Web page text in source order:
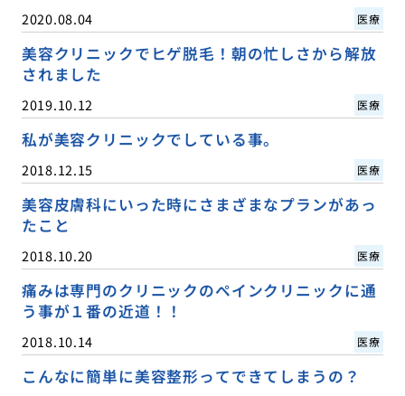
2020.08.04 医療
美容クリニックでヒゲ脱毛！朝の忙しさから解放
されました
2019.10.12 医療
私が美容クリニックでしている事。
2018.12.15 医療
美容皮膚科にいった時にさまざまなプランがあっ
たこと
2018.10.20 医療
痛みは専門のクリニックのペインクリニックに通
う事が１番の近道！！
2018.10.14 医療
こんなに簡単に美容整形ってできてしまうの？